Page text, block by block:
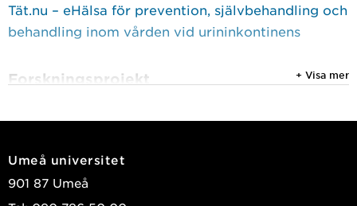
Tät.nu – eHälsa för prevention, självbehandling och
behandling inom vården vid urininkontinens
Forskningsprojekt
Tät.nu
9 december 2014 till 30 november 2018
Tät.nu; Utveckling, utvärdering och
+ Visa mer
Umeå universitet
901 87 Umeå